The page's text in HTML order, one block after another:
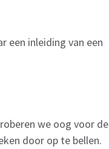
een inleiding van een
we oog voor de
door op te bellen.